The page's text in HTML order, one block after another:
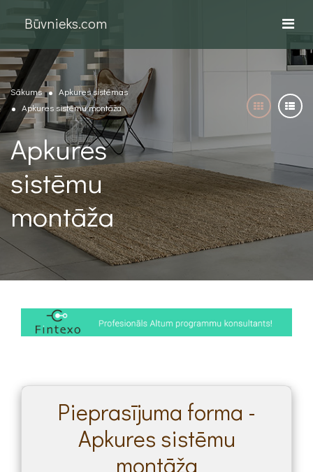
Būvnieks.com
Sākums
Apkures sistēmas
Apkures sistēmu montāža
Apkures
sistēmu
montāža
Pieprasījuma forma -
Apkures sistēmu
montāža